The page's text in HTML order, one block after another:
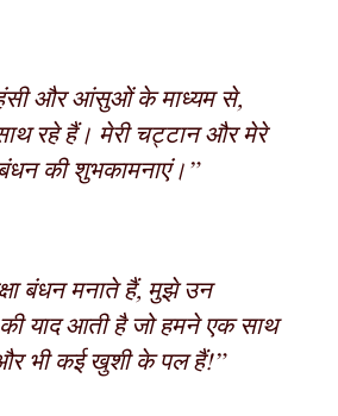
हंसी और आंसुओं के माध्यम से,
रहे हैं। मेरी चट्टान और मेरे
की शुभकामनाएं।”
बंधन मनाते हैं, मुझे उन
याद आती है जो हमने एक साथ
भी कई खुशी के पल हैं!”